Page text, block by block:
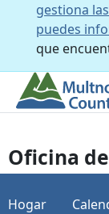
gestiona
puedes
que
Oficina
Hogar